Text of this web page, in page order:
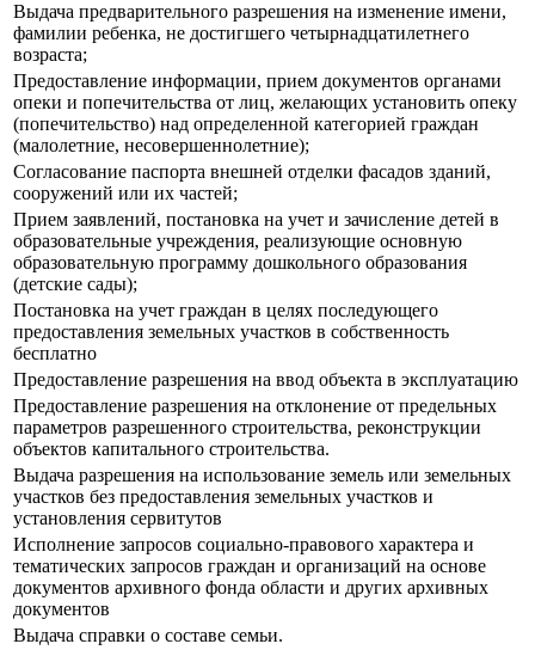
Выдача предварительного разрешения на изменение имени,
фамилии ребенка, не достигшего четырнадцатилетнего
возраста;
Предоставление информации, прием документов органами
опеки и попечительства от лиц, желающих установить опеку
(попечительство) над определенной категорией граждан
(малолетние, несовершеннолетние);
Согласование паспорта внешней отделки фасадов зданий,
сооружений или их частей;
Прием заявлений, постановка на учет и зачисление детей в
образовательные учреждения, реализующие основную
образовательную программу дошкольного образования
(детские сады);
Постановка на учет граждан в целях последующего
предоставления земельных участков в собственность
бесплатно
Предоставление разрешения на ввод объекта в эксплуатацию
Предоставление разрешения на отклонение от предельных
параметров разрешенного строительства, реконструкции
объектов капитального строительства.
Выдача разрешения на использование земель или земельных
участков без предоставления земельных участков и
установления сервитутов
Исполнение запросов социально-правового характера и
тематических запросов граждан и организаций на основе
документов архивного фонда области и других архивных
документов
Выдача справки о составе семьи.